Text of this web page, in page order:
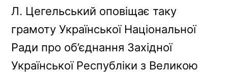
Л. Цегельський оповіщає таку
грамоту Української Національної
Ради про об’єднання Західної
Української Республіки з Великою